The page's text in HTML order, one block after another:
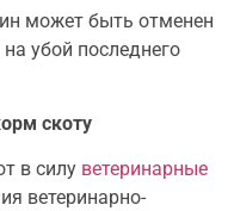
может быть отменен
убой последнего
скоту
в силу ветеринарные
ветеринарно-